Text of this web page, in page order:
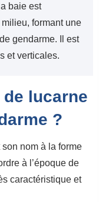
la baie est
formant une
gendarme. Il est
et verticales.
lucarne
?
nom à la forme
à l’époque de
caractéristique et